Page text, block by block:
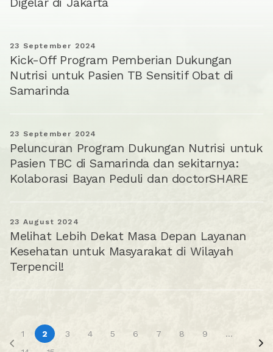
23 September 2024
Kick-Off Program Pemberian Dukungan
Nutrisi untuk Pasien TB Sensitif Obat di
Samarinda
23 September 2024
Peluncuran Program Dukungan Nutrisi untuk
Pasien TBC di Samarinda dan sekitarnya:
Kolaborasi Bayan Peduli dan doctorSHARE
23 August 2024
Melihat Lebih Dekat Masa Depan Layanan
Kesehatan untuk Masyarakat di Wilayah
Terpencil!
1 2 3 4 5 6 7 8 9
...